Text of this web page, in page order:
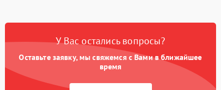
У Вас остались вопросы?
Оставьте заявку, мы свяжемся с Вами в ближайшее
время